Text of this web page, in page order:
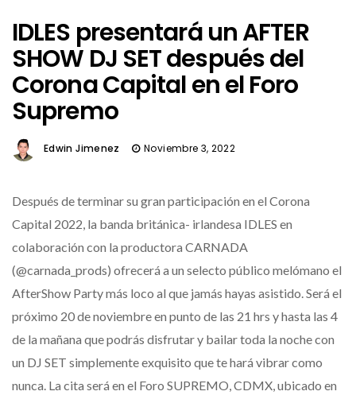
IDLES presentará un AFTER
SHOW DJ SET después del
Corona Capital en el Foro
Supremo
Edwin Jimenez Noviembre 3, 2022
Después de terminar su gran participación en el Corona
Capital 2022, la banda británica- irlandesa IDLES en
colaboración con la productora CARNADA
(@carnada_prods) ofrecerá a un selecto público melómano el
AfterShow Party más loco al que jamás hayas asistido. Será el
próximo 20 de noviembre en punto de las 21 hrs y hasta las 4
de la mañana que podrás disfrutar y bailar toda la noche con
un DJ SET simplemente exquisito que te hará vibrar como
nunca. La cita será en el Foro SUPREMO, CDMX, ubicado en